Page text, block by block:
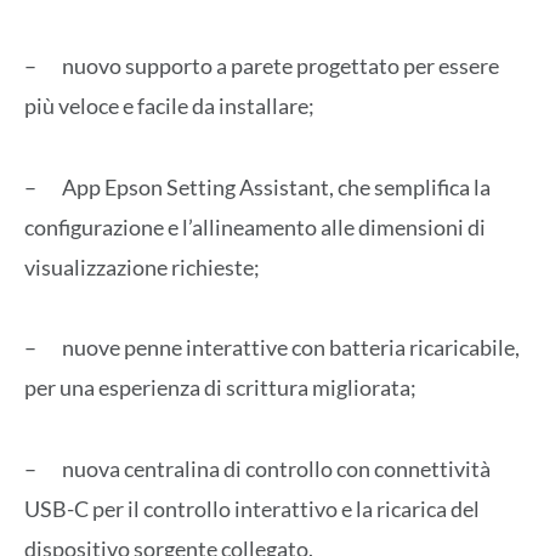
– nuovo supporto a parete progettato per essere
più veloce e facile da installare;
– App Epson Setting Assistant, che semplifica la
configurazione e l’allineamento alle dimensioni di
visualizzazione richieste;
– nuove penne interattive con batteria ricaricabile,
per una esperienza di scrittura migliorata;
– nuova centralina di controllo con connettività
USB-C per il controllo interattivo e la ricarica del
dispositivo sorgente collegato.